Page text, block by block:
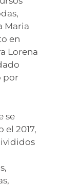
Maria
en
Lorena
por
se
2017,